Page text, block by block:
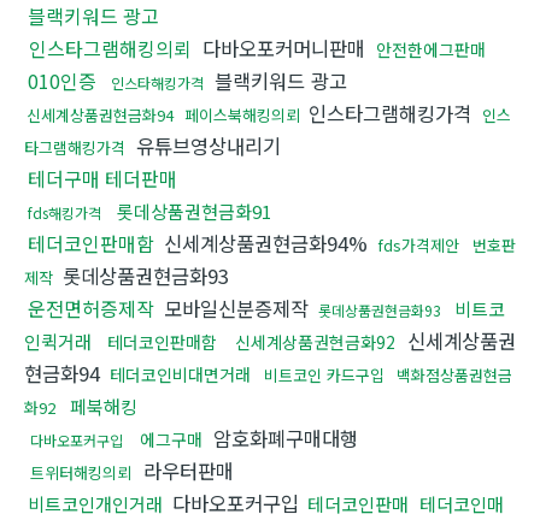
블랙키워드 광고
인스타그램해킹의뢰 다바오포커머니판매 안전한에그판매
010인증 인스타해킹가격 블랙키워드 광고
신세계상품권현금화94 페이스북해킹의뢰 인스타그램해킹가격
인스
타그램해킹가격 유튜브영상내리기
테더구매 테더판매
fds해킹가격 롯데상품권현금화91
테더코인판매함 신세계상품권현금화94% fds가격제안
번호판
제작 롯데상품권현금화93
운전면허증제작 모바일신분증제작 롯데상품권현금화93
비트코
인퀵거래
테더코인판매함 신세계상품권현금화92 신세계상품권
현금화94 테더코인비대면거래 비트코인 카드구입
백화점상품권현금
화92
페북해킹
다바오포커구입 에그구매 암호화폐구매대행
트위터해킹의뢰 라우터판매
비트코인개인거래 다바오포커구입 테더코인판매 테더코인매